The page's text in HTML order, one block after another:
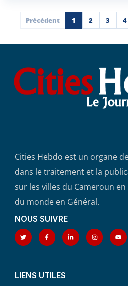
Précédent 1 2 3 4
Cities Hebdo est un organe
dans le traitement et la
sur les villes du Cameroun
du monde en Général.
NOUS SUIVRE
LIENS UTILES